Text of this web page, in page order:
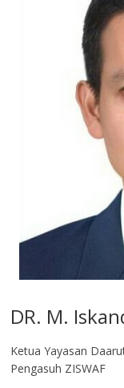
DR. M.
Ketua Yayasan
Pengasuh ZISWAF